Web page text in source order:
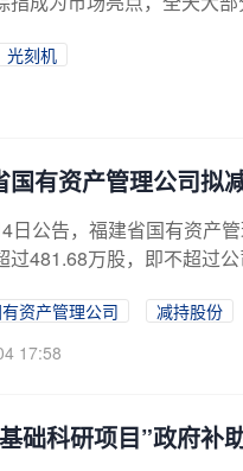
光刻机
国有资产管理公司拟
日公告，福建省国有资产
过481.68万股，即不超过
资产管理公司
减持股份
17:58
础科研项目”政府补